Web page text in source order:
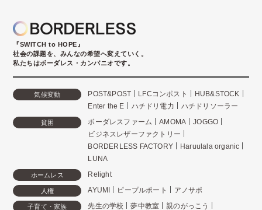
『SWITCH to HOPE』
社会の課題を、みんなの希望へ変えていく。
私たちはボーダレス・カンパニオです。
気候変動 POST&POST LFCコンポスト
HUB&STOCK
Enter the E
ハチドリ電力 ハチドリソーラー
貧困 ボーダレスファーム AMOMA
JOGGO
ビジネスレザーファクトリー
BORDERLESS FACTORY
Haruulala organic
LUNA
ホームレス Relight
人権 AYUMI ピープルポート アノサポ
子育て・家族 先生の学校 夢中教室 親のがっこう